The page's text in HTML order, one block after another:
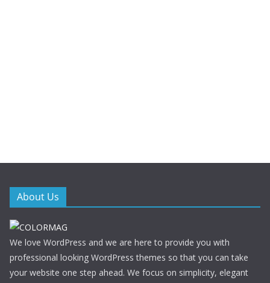
About Us
We love WordPress and we are here to provide you with
professional looking WordPress themes so that you can take
your website one step ahead. We focus on simplicity, elegant